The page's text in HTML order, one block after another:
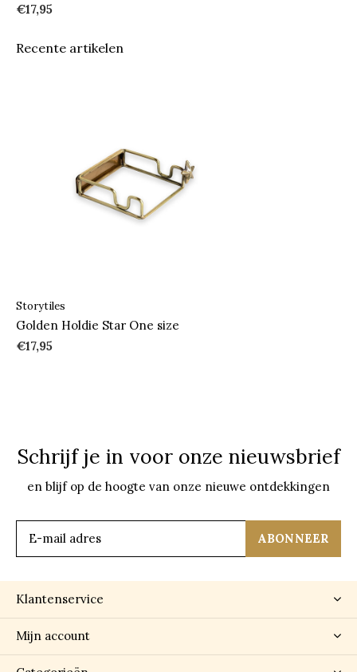
€17,95
Recente artikelen
Storytiles
Golden Holdie Star One size
€17,95
Schrijf je in voor onze nieuwsbrief
en blijf op de hoogte van onze nieuwe ontdekkingen
ABONNEER
Klantenservice
Mijn account